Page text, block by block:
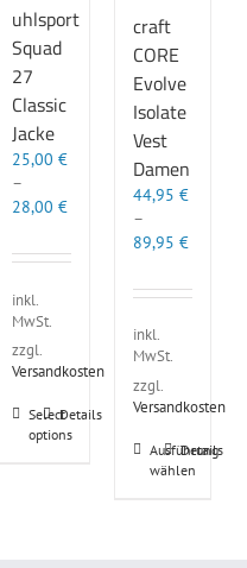
uhlsport
Squad
27
Classic
Jacke
25,00 €
–
28,00 €
inkl.
MwSt.
zzgl.
Versandkosten
Select
options
Dieses
Produkt
Details
craft
CORE
Evolve
Isolate
Vest
Damen
44,95 €
–
89,95 €
inkl.
MwSt.
zzgl.
Versandkosten
Ausführung
wählen
Dieses
Produkt
Details